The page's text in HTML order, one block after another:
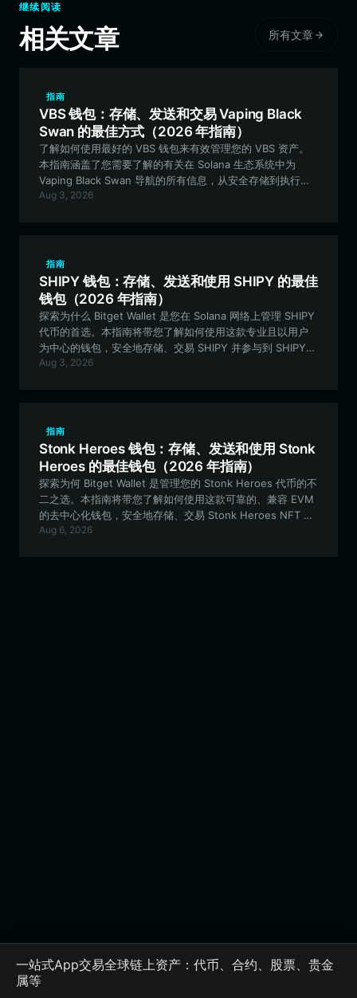
继续阅读
相关文章 所有文章
指南
VBS 钱包：存储、发送和交易 Vaping Black
Swan 的最佳方式（2026 年指南）
了解如何使用最好的 VBS 钱包来有效管理您的 VBS 资产。
本指南涵盖了您需要了解的有关在 Solana 生态系统中为
Vaping Black Swan 导航的所有信息，从安全存储到执行快
速交易。
Aug 3, 2026
指南
SHIPY 钱包：存储、发送和使用 SHIPY 的最佳
钱包（2026 年指南）
探索为什么 Bitget Wallet 是您在 Solana 网络上管理 SHIPY
代币的首选。本指南将带您了解如何使用这款专业且以用户
为中心的钱包，安全地存储、交易 SHIPY 并参与到 SHIPY
meme 生态系统中。
Aug 3, 2026
指南
Stonk Heroes 钱包：存储、发送和使用 Stonk
Heroes 的最佳钱包（2026 年指南）
探索为何 Bitget Wallet 是管理您的 Stonk Heroes 代币的不
二之选。本指南将带您了解如何使用这款可靠的、兼容 EVM
的去中心化钱包，安全地存储、交易 Stonk Heroes NFT 生
态系统并参与其中。
Aug 6, 2026
一站式App交易全球链上资产：代币、合约、股票、贵金
属等